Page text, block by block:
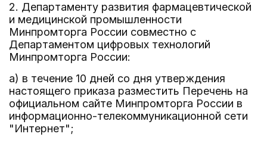
2. Департаменту развития фармацевтической
и медицинской промышленности
Минпромторга России совместно с
Департаментом цифровых технологий
Минпромторга России:
а) в течение 10 дней со дня утверждения
настоящего приказа разместить Перечень на
официальном сайте Минпромторга России в
информационно-телекоммуникационной сети
"Интернет";